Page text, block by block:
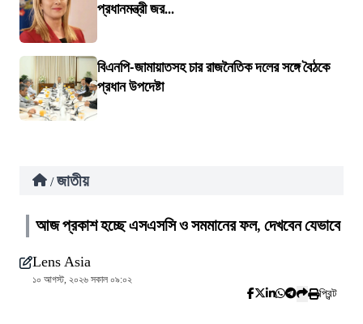
প্রধানমন্ত্রী জর...
বিএনপি-জামায়াতসহ চার রাজনৈতিক দলের সঙ্গে বৈঠকে
প্রধান উপদেষ্টা
/ জাতীয়
আজ প্রকাশ হচ্ছে এসএসসি ও সমমানের ফল, দেখবেন যেভাবে
Lens Asia
১০ আগস্ট, ২০২৬ সকাল ০৯:০২
প্রিন্ট